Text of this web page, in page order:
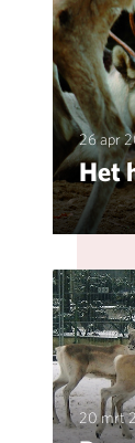
26 apr
Het
20 mrt